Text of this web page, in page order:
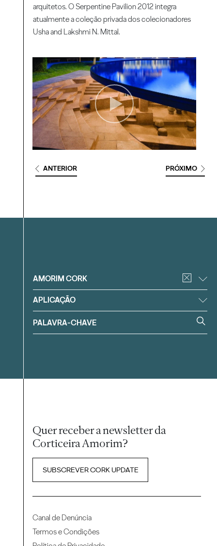
arquitetos. O Serpentine Pavilion 2012 integra
atualmente a coleção privada dos colecionadores
Usha and Lakshmi N. Mittal.
ANTERIOR PRÓXIMO
Filtrar
AMORIM CORK
APLICAÇÃO
Quer receber a newsletter da
Corticeira Amorim?
SUBSCREVER CORK UPDATE
Canal de Denúncia
Termos e Condições